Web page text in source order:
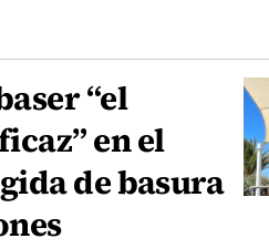
“el
en el
de basura